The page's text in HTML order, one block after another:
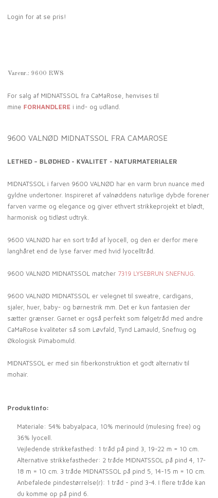
Login for at se pris!
Varenr.: 9600 RWS
For salg af MIDNATSSOL fra CaMaRose, henvises til
mine FORHANDLERE i ind- og udland.
9600 VALNØD MIDNATSSOL FRA CAMAROSE
LETHED – BLØDHED - KVALITET - NATURMATERIALER
MIDNATSSOL i farven 9600 VALNØD har en varm brun nuance med
gyldne undertoner. Inspireret af valnøddens naturlige dybde forener
farven varme og elegance og giver ethvert strikkeprojekt et blødt,
harmonisk og tidløst udtryk.
9600 VALNØD har en sort tråd af lyocell, og den er derfor mere
langhåret end de lyse farver med hvid lyocelltråd.
9600 VALNØD MIDNATSSOL matcher 7319 LYSEBRUN SNEFNUG
9600 VALNØD MIDNATSSOL er velegnet til sweatre, cardigans,
sjaler, huer, baby- og børnestrik mm. Det er kun fantasien der
sætter grænser. Garnet er også perfekt som følgetråd med andre
CaMaRose kvaliteter så som Løvfald, Tynd Lamauld, Snefnug og
Økologisk Pimabomuld.
MIDNATSSOL er med sin fiberkonstruktion et godt alternativ til
mohair.
Produktinfo:
Materiale: 54% babyalpaca, 10% merinould (mulesing free) og
36% lyocell.
Vejledende strikkefasthed: 1 tråd på pind 3, 19-22 m = 10 cm.
Alternative strikkefastheder: 2 tråde MIDNATSSOL på pind 4, 17-
18 m = 10 cm. 3 tråde MIDNATSSOL på pind 5, 14-15 m = 10 cm.
Anbefalede pindestørrelse(r): 1 tråd - pind 3-4. I flere tråde kan
du komme op på pind 6.